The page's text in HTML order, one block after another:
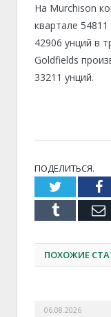
На Murchison
квартале
42906 унций в
Goldfields
33211 унций.
ПОДЕЛИТЬСЯ.
Twitter
Tumblr
ПОХОЖИЕ
06.08.2026